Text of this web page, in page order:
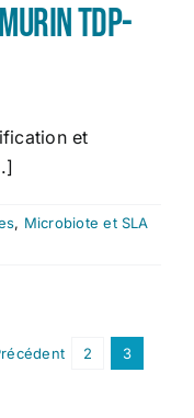
TDP-
et
, Microbiote et SLA
2 3